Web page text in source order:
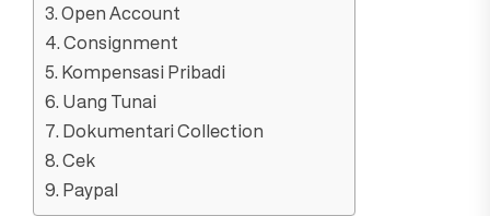
3. Open Account
4. Consignment
5. Kompensasi Pribadi
6. Uang Tunai
7. Dokumentari Collection
8. Cek
9. Paypal